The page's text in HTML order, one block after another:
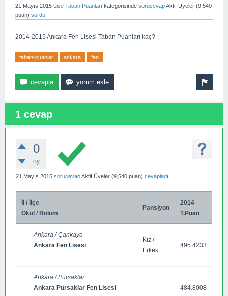
21 Mayıs 2015 Lise Taban Puanları kategorisinde sorucevapAktif Üyeler (9,540
puan) sordu
2014-2015 Ankara Fen Lisesi Taban Puanları kaç?
taban-puanlar ankara fen
1 cevap
0
oy
21 Mayıs 2015 sorucevapAktif Üyeler (9,540 puan) cevapladı
İl / İlçe
Okul / Bölüm
Pansiyon
2014
T.Puan
Ankara / Çankaya
Ankara Fen Lisesi
Kız /
Erkek
495.4233
Ankara / Pursaklar
Ankara Pursaklar Fen Lisesi
- 484.8008